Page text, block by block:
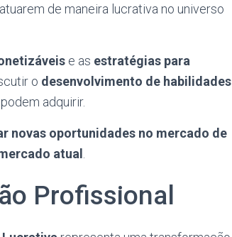
de maneira lucrativa no universo
e as estratégias para
o desenvolvimento de habilidades
adquirir.
novas oportunidades no mercado de
atual
Profissional